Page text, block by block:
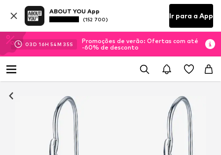
ABOUT YOU App
(152 700) Ir para a App
03D 16H 54M 35S
Promoções de verão: Ofertas com até
-60% de desconto